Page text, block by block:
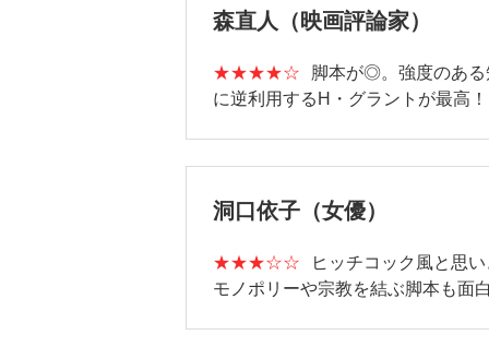
森直人（映画評論家）
★★★★☆
脚本が◎。強度のある
に逆利用するH・グラントが最高！
洞口依子（女優）
★★★☆☆
ヒッチコック風と思
モノポリーや宗教を結ぶ脚本も面